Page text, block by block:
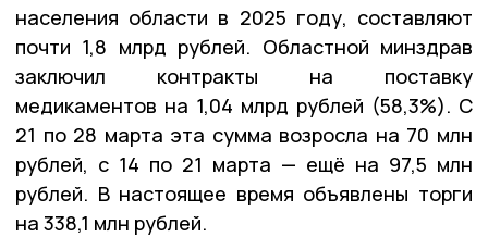
населения области в 2025 году, составляют
почти 1,8 млрд рублей. Областной минздрав
заключил контракты на поставку
медикаментов на 1,04 млрд рублей (58,3%). С
21 по 28 марта эта сумма возросла на 70 млн
рублей, с 14 по 21 марта — ещё на 97,5 млн
рублей. В настоящее время объявлены торги
на 338,1 млн рублей.